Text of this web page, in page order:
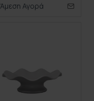
Άμεση Αγορά